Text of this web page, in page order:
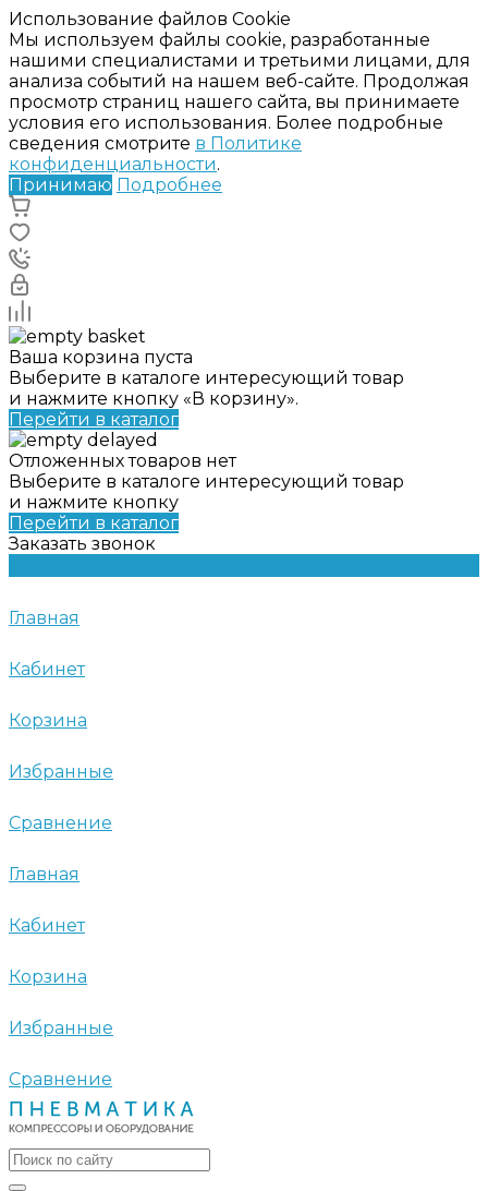
Использование файлов Cookie
Мы используем файлы cookie, разработанные
нашими специалистами и третьими лицами, для
анализа событий на нашем веб-сайте. Продолжая
просмотр страниц нашего сайта, вы принимаете
условия его использования. Более подробные
сведения смотрите в Политике
конфиденциальности.
Принимаю Подробнее
Ваша корзина пуста
Выберите в каталоге интересующий товар
и нажмите кнопку «В корзину».
Перейти в каталог
Отложенных товаров нет
Выберите в каталоге интересующий товар
и нажмите кнопку
Перейти в каталог
Заказать звонок
Главная
Кабинет
Корзина
Избранные
Сравнение
Главная
Кабинет
Корзина
Избранные
Сравнение